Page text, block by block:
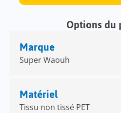
Options
Marque
Super Waouh
Matériel
Tissu non tissé PET